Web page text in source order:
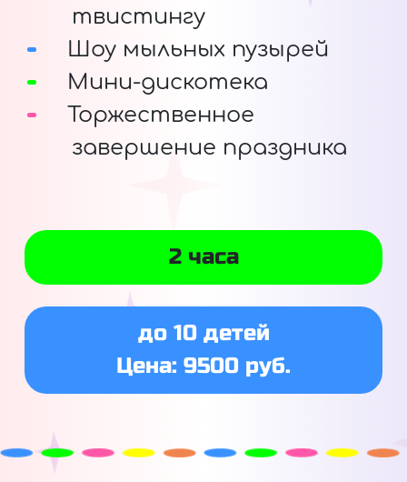
твистингу
Шоу мыльных пузырей
Мини-дискотека
Торжественное
завершение праздника
2 часа
до 10 детей
Цена: 9500 руб.